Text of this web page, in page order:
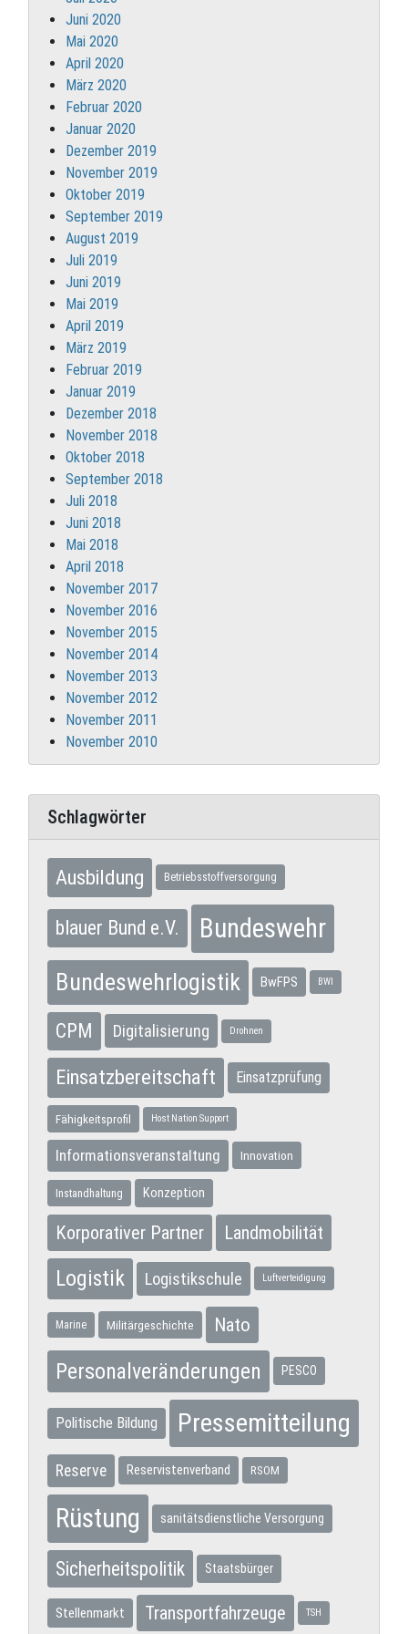
Juni 2020
Mai 2020
April 2020
März 2020
Februar 2020
Januar 2020
Dezember 2019
November 2019
Oktober 2019
September 2019
August 2019
Juli 2019
Juni 2019
Mai 2019
April 2019
März 2019
Februar 2019
Januar 2019
Dezember 2018
November 2018
Oktober 2018
September 2018
Juli 2018
Juni 2018
Mai 2018
April 2018
November 2017
November 2016
November 2015
November 2014
November 2013
November 2012
November 2011
November 2010
Schlagwörter
Ausbildung Betriebsstoffversorgung
blauer Bund e.V. Bundeswehr
Bundeswehrlogistik BwFPS BWI
CPM Digitalisierung Drohnen
Einsatzbereitschaft Einsatzprüfung
Fähigkeitsprofil Host Nation Support
Informationsveranstaltung Innovation
Instandhaltung Konzeption
Korporativer Partner Landmobilität
Logistik Logistikschule Luftverteidigung
Marine Militärgeschichte Nato
Personalveränderungen PESCO
Politische Bildung Pressemitteilung
Reserve Reservistenverband RSOM
Rüstung sanitätsdienstliche Versorgung
Sicherheitspolitik Staatsbürger
Stellenmarkt Transportfahrzeuge TSH